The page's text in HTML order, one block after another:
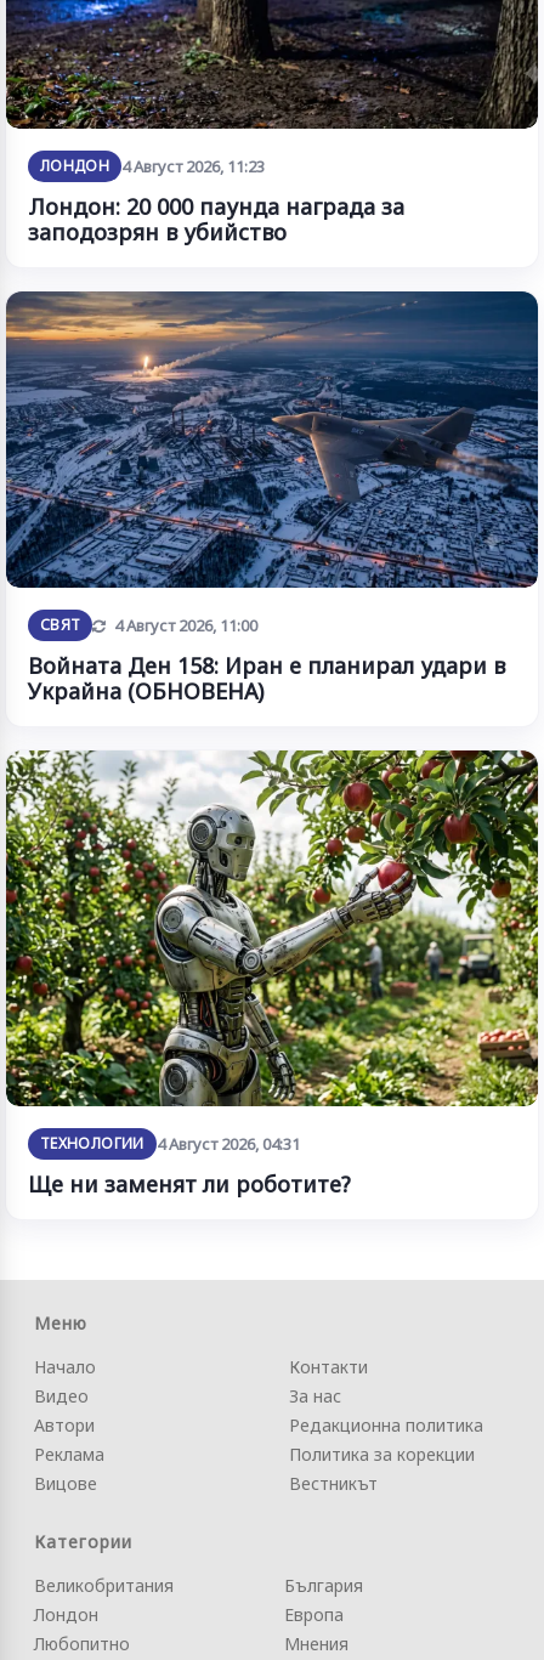
ЛОНДОН 4 Август 2026, 11:23
Лондон: 20 000 паунда награда за
заподозрян в убийство
СВЯТ Обновена
4 Август 2026, 11:00
Войната Ден 158: Иран е планирал удари в
Украйна (ОБНОВЕНА)
ТЕХНОЛОГИИ 4 Август 2026, 04:31
Ще ни заменят ли роботите?
Меню
Начало
Видео
Автори
Реклама
Вицове
Контакти
За нас
Редакционна политика
Политика за корекции
Вестникът
Категории
Великобритания
Лондон
Любопитно
България
Европа
Мнения